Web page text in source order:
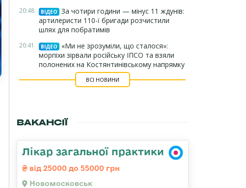
20:48 ВІДЕО
За чотири години — мінус 11 ждунів:
артилеристи 110-ї бригади розчистили
шлях для побратимів
20:41 ВІДЕО
«Ми не зрозуміли, що сталося»:
морпіхи зірвали російську ІПСО та взяли
полонених на Костянтинівському напрямку
ВСІ НОВИНИ
ВАКАНСІЇ
Лікар загальної практики
від 25000 до 55000 грн
Новомосковськ